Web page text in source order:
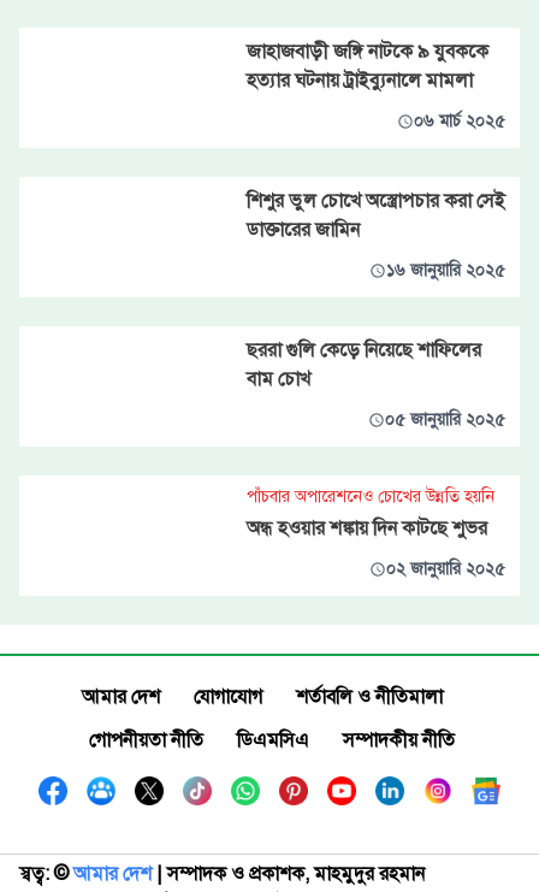
জাহাজবাড়ী জঙ্গি নাটকে ৯ যুবককে
হত্যার ঘটনায় ট্রাইব্যুনালে মামলা
০৬ মার্চ ২০২৫
শিশুর ভুল চোখে অস্ত্রোপচার করা সেই
ডাক্তারের জামিন
১৬ জানুয়ারি ২০২৫
ছররা গুলি কেড়ে নিয়েছে শাফিলের
বাম চোখ
০৫ জানুয়ারি ২০২৫
পাঁচবার অপারেশনেও চোখের উন্নতি হয়নি
অন্ধ হওয়ার শঙ্কায় দিন কাটছে শুভর
০২ জানুয়ারি ২০২৫
আমার দেশ যোগাযোগ
শর্তাবলি ও নীতিমালা
গোপনীয়তা নীতি
ডিএমসিএ সম্পাদকীয় নীতি
স্বত্ব: ©️আমার দেশ| সম্পাদক ও প্রকাশক, মাহমুদুর রহমান